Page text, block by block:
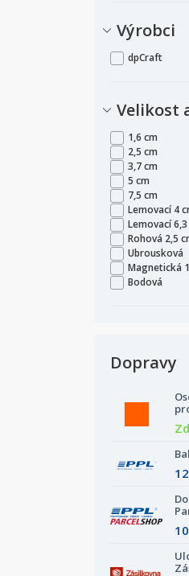
Výrobci
dpCraft
Velikost
1,6 cm
2,5 cm
3,7 cm
5 cm
7,5 cm
Lemovací 4
Lemovací
Rohová 2,5
Ubrousková
Magnetická
Bodová
Dopravy